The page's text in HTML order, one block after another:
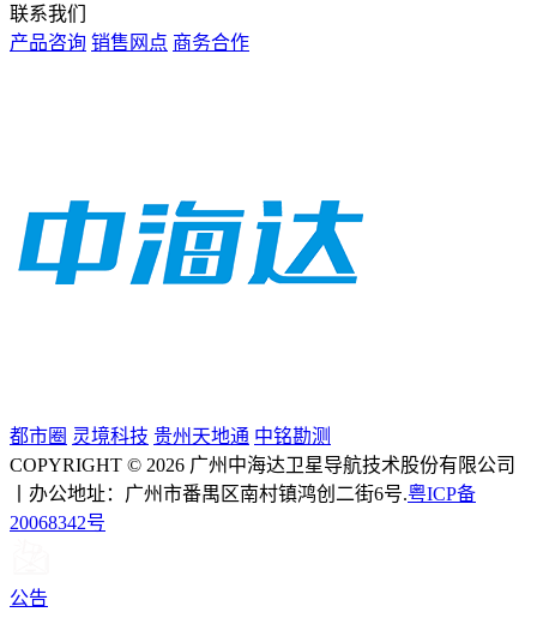
联系我们
产品咨询 销售网点 商务合作
都市圈 灵境科技 贵州天地通 中铭勘测
COPYRIGHT © 2026 广州中海达卫星导航技术股份有限公司
丨办公地址：广州市番禺区南村镇鸿创二街6号.粤ICP备
20068342号
公告